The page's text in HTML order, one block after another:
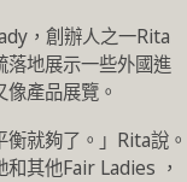
，創辦人之一Rita
落地展示一些外國進
產品展覽。
衡就夠了。」Rita說。
其他Fair Ladies ，